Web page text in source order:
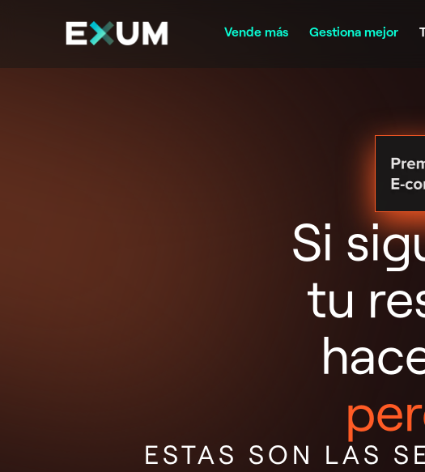
Vende más Gestiona mejor
Si
tu
ESTAS SON LAS